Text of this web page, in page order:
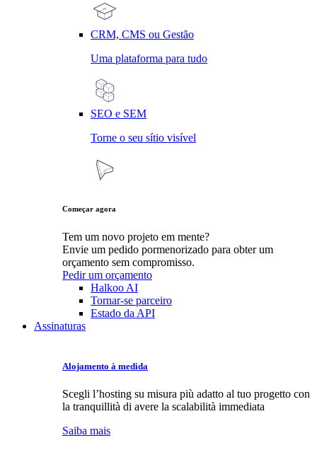
CRM, CMS ou Gestão
Uma plataforma para tudo
SEO e SEM
Torne o seu sítio visível
Começar agora
Tem um novo projeto em mente?
Envie um pedido pormenorizado para obter um
orçamento sem compromisso.
Pedir um orçamento
Halkoo AI
Tornar-se parceiro
Estado da API
Assinaturas
Alojamento à medida
Scegli l’hosting su misura più adatto al tuo progetto con
la tranquillità di avere la scalabilità immediata
Saiba mais